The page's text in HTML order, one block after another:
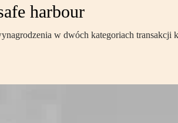
harbour
w dwóch kategoriach